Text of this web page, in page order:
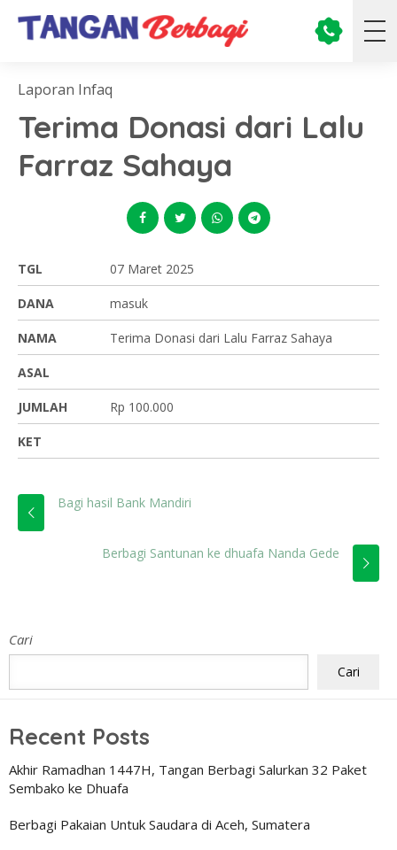
Laporan Infaq
Terima Donasi dari Lalu
Farraz Sahaya
TGL 07 Maret 2025
DANA masuk
NAMA Terima Donasi dari Lalu Farraz Sahaya
ASAL
JUMLAH Rp 100.000
KET
Bagi hasil Bank Mandiri
Berbagi Santunan ke dhuafa Nanda Gede
Cari
Cari
Recent Posts
Akhir Ramadhan 1447H, Tangan Berbagi Salurkan 32 Paket
Sembako ke Dhuafa
Berbagi Pakaian Untuk Saudara di Aceh, Sumatera